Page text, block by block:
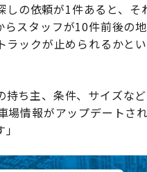
しの依頼が1件あると、
らスタッフが10件前後の
ックが止められるかと
持ち主、条件、サイズな
場情報がアップデートさ